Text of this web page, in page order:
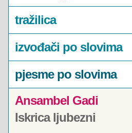
tražilica
izvođači po slovima
pjesme po slovima
Ansambel Gadi
Iskrica ljubezni